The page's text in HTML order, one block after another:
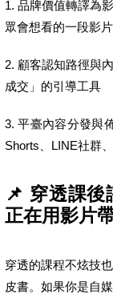
1. 品牌價值轉譯為
眾會想看的一段影片
2. 顧客認知路徑與
成交」的引導工具
3. 平臺內容分發與
Shorts、LINE社群
📌 穿透課後
正在用影片
穿透的課程不炫技
皮書。如果你是自